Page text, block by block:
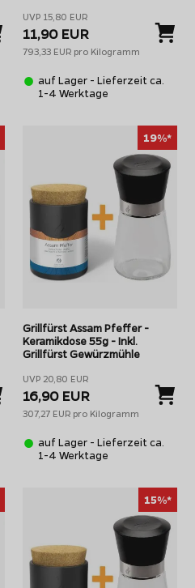
UVP 15,80 EUR
11,90 EUR
793,33 EUR pro Kilogramm
auf Lager - Lieferzeit ca.
1-4 Werktage
19%*
Grillfürst Assam Pfeffer -
Keramikdose 55g - Inkl.
Grillfürst Gewürzmühle
UVP 20,80 EUR
16,90 EUR
307,27 EUR pro Kilogramm
auf Lager - Lieferzeit ca.
1-4 Werktage
15%*